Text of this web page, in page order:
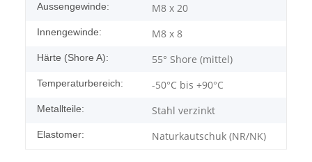
Aussengewinde: M8 x 20
Innengewinde: M8 x 8
Härte (Shore A): 55° Shore (mittel)
Temperaturbereich: -50°C bis +90°C
Metallteile: Stahl verzinkt
Elastomer: Naturkautschuk (NR/NK)